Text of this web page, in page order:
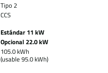
Tipo 2
CCS
Estándar 11 kW
Opcional 22.0 kW
105.0 kWh
(usable 95.0 kWh)